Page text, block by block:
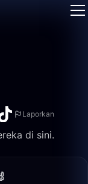
Laporkan
di sini.